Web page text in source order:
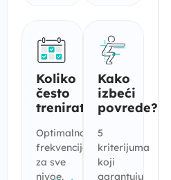
Koliko
često
trenirati?
Optimalna
frekvencija
za sve
nivoe.
Kako
izbeći
povrede?
5
kriterijuma
koji
garantuju